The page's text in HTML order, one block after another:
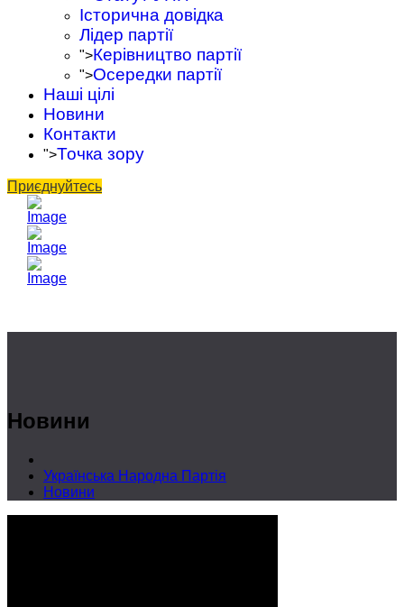
Історична довідка
Лідер партії
">Керівництво партії
">Осередки партії
Наші цілі
Новини
Контакти
">Точка зору
Приєднуйтесь
Новини
Українська Народна Партія
Новини